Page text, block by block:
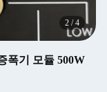
2 /4
폭기 모듈 500W